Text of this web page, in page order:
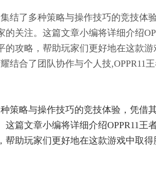
结了多种策略与操作技巧的竞技体
关注。这篇文章小编将详细介绍
攻略，帮助玩家们更好地在这款游
结合了团队协作与个人技,OPPR11
策略与操作技巧的竞技体验，凭借
篇文章小编将详细介绍OPPR11王
助玩家们更好地在这款游戏中取得